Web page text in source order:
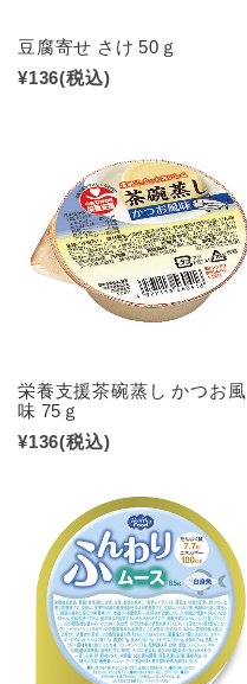
豆腐寄せ さけ 50ｇ
¥136(税込)
栄養支援茶碗蒸し かつお風
味 75ｇ
¥136(税込)